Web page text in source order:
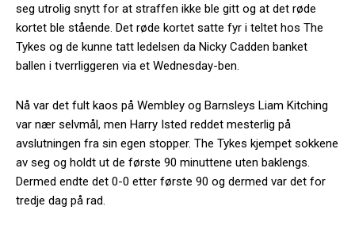
seg utrolig snytt for at straffen ikke ble gitt og at det røde
kortet ble stående. Det røde kortet satte fyr i teltet hos The
Tykes og de kunne tatt ledelsen da Nicky Cadden banket
ballen i tverrliggeren via et Wednesday-ben.
Nå var det fult kaos på Wembley og Barnsleys Liam Kitching
var nær selvmål, men Harry Isted reddet mesterlig på
avslutningen fra sin egen stopper. The Tykes kjempet sokkene
av seg og holdt ut de første 90 minuttene uten baklengs.
Dermed endte det 0-0 etter første 90 og dermed var det for
tredje dag på rad.